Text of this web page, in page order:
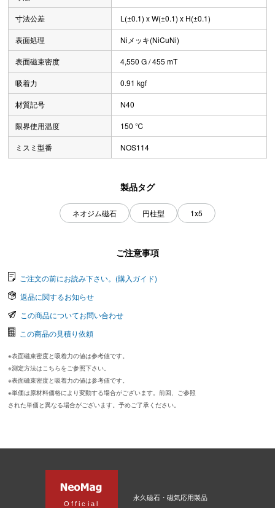
寸法公差 L(±0.1) x W(±0.1) x H(±0.1)
表面処理 Niメッキ(NiCuNi)
表面磁束密度 4,550 G / 455 mT
吸着力 0.91 kgf
材質記号 N40
限界使用温度 150 ℃
ミスミ型番 NOS114
製品タグ
ネオジム磁石 円柱型 1x5
ご注意事項
ご注文の前にお読み下さい。(購入ガイド)
返品に関するお知らせ
この商品についてお問い合わせ
この商品の見積り依頼
※表面磁束密度と吸着力の値は参考値です。
※測定方法はこちらをご参照下さい。
※表面磁束密度と吸着力の値は参考値です。
※単価は原材料価格により変動する場合がございます。前回、ご参照
された単価と異なる場合がございます。予めご了承ください。
Official
永久磁石・磁気応用製品